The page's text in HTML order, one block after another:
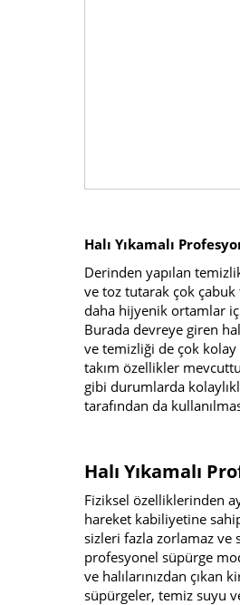
Halı Yıkamalı
Derinden yapılan
ve toz tutarak çok çabuk
daha hijyenik ortamlar
Burada devreye giren
ve temizliği de çok
takım özellikler
gibi durumlarda
tarafından da
Halı Yıkamalı
Fiziksel özelliklerinden
hareket kabiliyetine
sizleri fazla zorlamaz ve
profesyonel süpürge
ve halılarınızdan
süpürgeler, temiz suyu